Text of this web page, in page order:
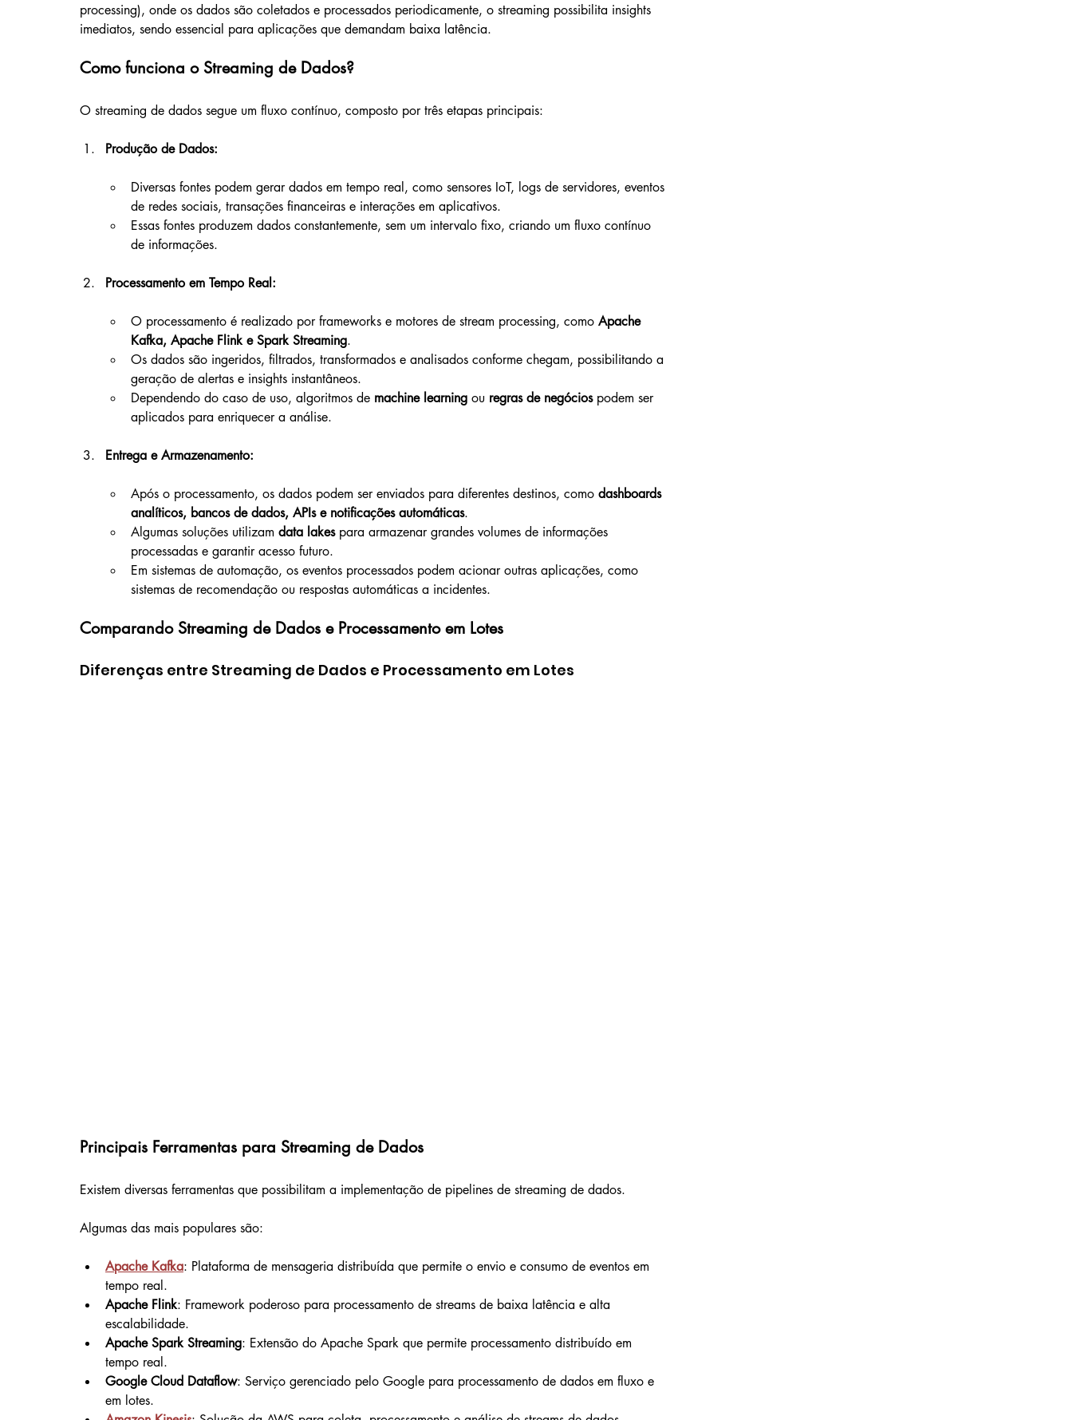
processing), onde os dados são coletados e processados periodicamente, o streaming possibilita insights
imediatos, sendo essencial para aplicações que demandam baixa latência.
Como funciona o Streaming de Dados?
O streaming de dados segue um fluxo contínuo, composto por três etapas principais:
Produção de Dados:
Diversas fontes podem gerar dados em tempo real, como sensores IoT, logs de servidores, eventos
de redes sociais, transações financeiras e interações em aplicativos.
Essas fontes produzem dados constantemente, sem um intervalo fixo, criando um fluxo contínuo
de informações.
Processamento em Tempo Real:
O processamento é realizado por frameworks e motores de stream processing, como Apache
Kafka, Apache Flink e Spark Streaming.
Os dados são ingeridos, filtrados, transformados e analisados conforme chegam, possibilitando a
geração de alertas e insights instantâneos.
Dependendo do caso de uso, algoritmos de machine learning ou regras de negócios podem ser
aplicados para enriquecer a análise.
Entrega e Armazenamento:
Após o processamento, os dados podem ser enviados para diferentes destinos, como dashboards
analíticos, bancos de dados, APIs e notificações automáticas.
Algumas soluções utilizam data lakes para armazenar grandes volumes de informações
processadas e garantir acesso futuro.
Em sistemas de automação, os eventos processados podem acionar outras aplicações, como
sistemas de recomendação ou respostas automáticas a incidentes.
Comparando Streaming de Dados e Processamento em Lotes
Diferenças entre Streaming de Dados e Processamento em Lotes
Principais Ferramentas para Streaming de Dados
Existem diversas ferramentas que possibilitam a implementação de pipelines de streaming de dados.
Algumas das mais populares são:
Apache Kafka: Plataforma de mensageria distribuída que permite o envio e consumo de eventos em
tempo real.
Apache Flink: Framework poderoso para processamento de streams de baixa latência e alta
escalabilidade.
Apache Spark Streaming: Extensão do Apache Spark que permite processamento distribuído em
tempo real.
Google Cloud Dataflow: Serviço gerenciado pelo Google para processamento de dados em fluxo e
em lotes.